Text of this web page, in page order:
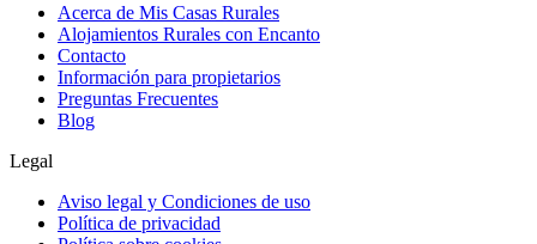
Acerca de Mis Casas Rurales
Alojamientos Rurales con Encanto
Contacto
Información para propietarios
Preguntas Frecuentes
Blog
Legal
Aviso legal y Condiciones de uso
Política de privacidad